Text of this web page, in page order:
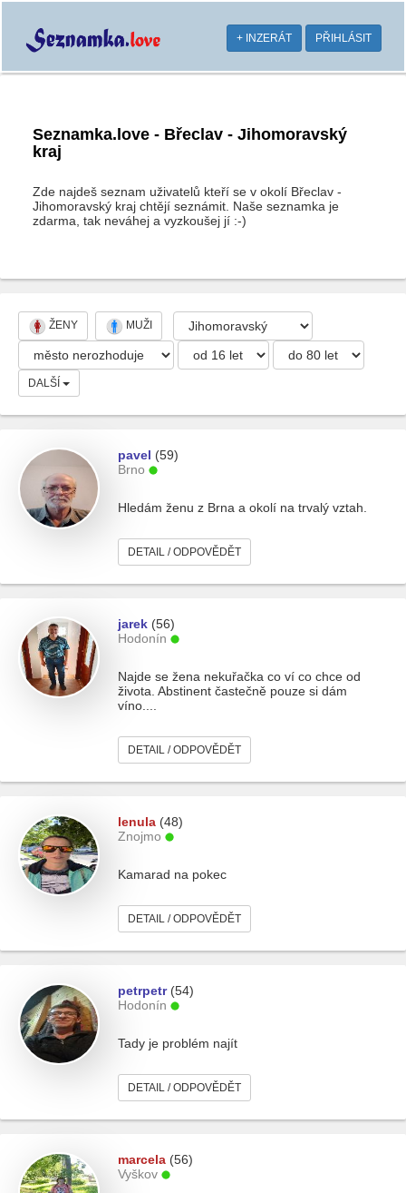
+ INZERÁT PŘIHLÁSIT
Seznamka.love - Břeclav - Jihomoravský
kraj
Zde najdeš seznam uživatelů kteří se v okolí Břeclav -
Jihomoravský kraj chtějí seznámit. Naše seznamka je
zdarma, tak neváhej a vyzkoušej jí :-)
ŽENY MUŽI
DALŠÍ
pavel (59)
Brno
Hledám ženu z Brna a okolí na trvalý vztah.
DETAIL / ODPOVĚDĚT
jarek (56)
Hodonín
Najde se žena nekuřačka co ví co chce od
života. Abstinent častečně pouze si dám
víno....
DETAIL / ODPOVĚDĚT
lenula (48)
Znojmo
Kamarad na pokec
DETAIL / ODPOVĚDĚT
petrpetr(54)
Hodonín
Tady je problém najít
DETAIL / ODPOVĚDĚT
marcela (56)
Vyškov